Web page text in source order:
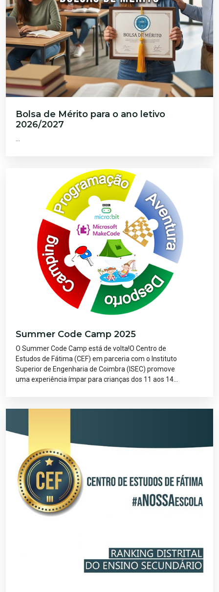
Bolsa de Mérito para o ano letivo
2026/2027
Summer Code Camp 2025
O Summer Code Camp está de volta!O Centro de
Estudos de Fátima (CEF) em parceria com o Instituto
Superior de Engenharia de Coimbra (ISEC) promove
uma experiência ímpar para crianças dos 11 aos 14...